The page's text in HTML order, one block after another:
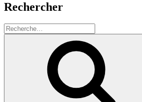
Rechercher
Recherche
pour